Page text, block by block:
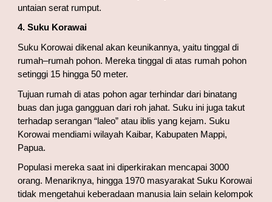
untaian serat rumput.
4. Suku Korawai
Suku Korowai dikenal akan keunikannya, yaitu tinggal di
rumah–rumah pohon. Mereka tinggal di atas rumah pohon
setinggi 15 hingga 50 meter.
Tujuan rumah di atas pohon agar terhindar dari binatang
buas dan juga gangguan dari roh jahat. Suku ini juga takut
terhadap serangan “laleo” atau iblis yang kejam. Suku
Korowai mendiami wilayah Kaibar, Kabupaten Mappi,
Papua.
Populasi mereka saat ini diperkirakan mencapai 3000
orang. Menariknya, hingga 1970 masyarakat Suku Korowai
tidak mengetahui keberadaan manusia lain selain kelompok